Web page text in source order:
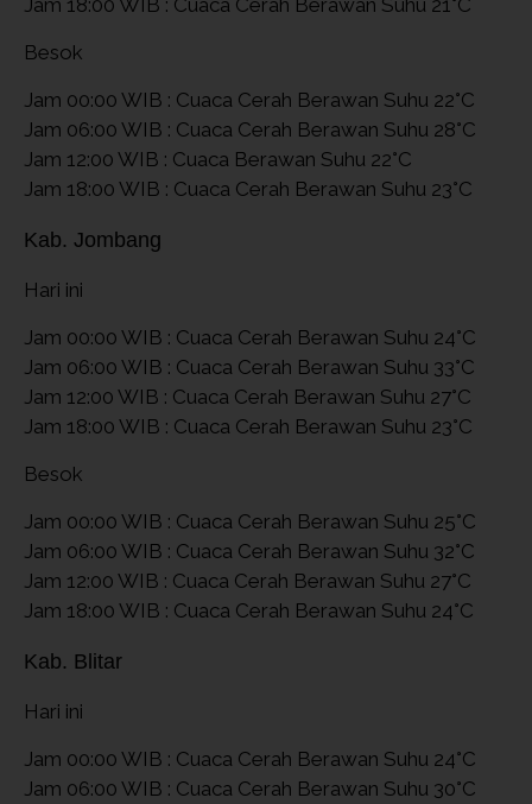
Besok
Jam 00:00 WIB : Cuaca Cerah Berawan Suhu 22°C
Jam 06:00 WIB : Cuaca Cerah Berawan Suhu 28°C
Jam 12:00 WIB : Cuaca Berawan Suhu 22°C
Jam 18:00 WIB : Cuaca Cerah Berawan Suhu 23°C
Kab. Jombang
Hari ini
Jam 00:00 WIB : Cuaca Cerah Berawan Suhu 24°C
Jam 06:00 WIB : Cuaca Cerah Berawan Suhu 33°C
Jam 12:00 WIB : Cuaca Cerah Berawan Suhu 27°C
Jam 18:00 WIB : Cuaca Cerah Berawan Suhu 23°C
Besok
Jam 00:00 WIB : Cuaca Cerah Berawan Suhu 25°C
Jam 06:00 WIB : Cuaca Cerah Berawan Suhu 32°C
Jam 12:00 WIB : Cuaca Cerah Berawan Suhu 27°C
Jam 18:00 WIB : Cuaca Cerah Berawan Suhu 24°C
Kab. Blitar
Hari ini
Jam 00:00 WIB : Cuaca Cerah Berawan Suhu 24°C
Jam 06:00 WIB : Cuaca Cerah Berawan Suhu 30°C